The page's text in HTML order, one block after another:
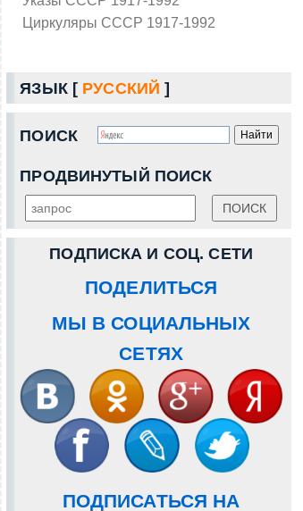
Циркуляры СССР 1917-1992
ЯЗЫК [ РУССКИЙ ]
ПОИСК
ПРОДВИНУТЫЙ ПОИСК
ПОДПИСКА И СОЦ. СЕТИ
ПОДЕЛИТЬСЯ
МЫ В СОЦИАЛЬНЫХ
СЕТЯХ
ПОДПИСАТЬСЯ НА